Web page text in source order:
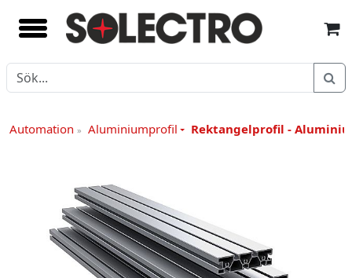
/ Automation» Aluminiumprofil Rektangelprofil -